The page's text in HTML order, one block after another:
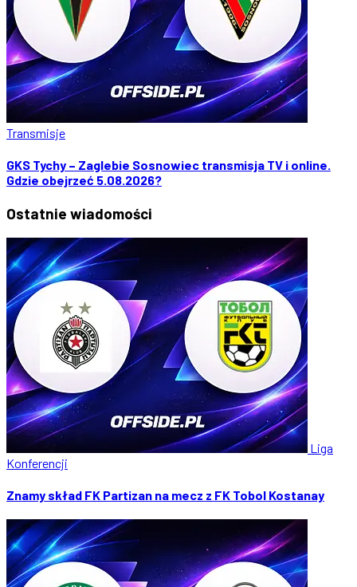
Transmisje
GKS Tychy – Zaglebie Sosnowiec transmisja TV i online.
Gdzie obejrzeć 5.08.2026?
Ostatnie wiadomości
Liga
Konferencji
Znamy skład FK Partizan na mecz z FK Tobol Kostanay